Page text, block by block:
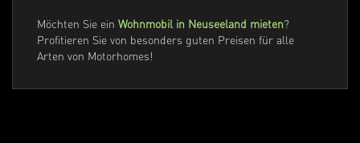
Möchten Sie ein Wohnmobil in Neuseeland mieten?
Profitieren Sie von besonders guten Preisen für alle
Arten von Motorhomes!